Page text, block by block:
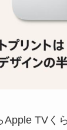
Apple TVく